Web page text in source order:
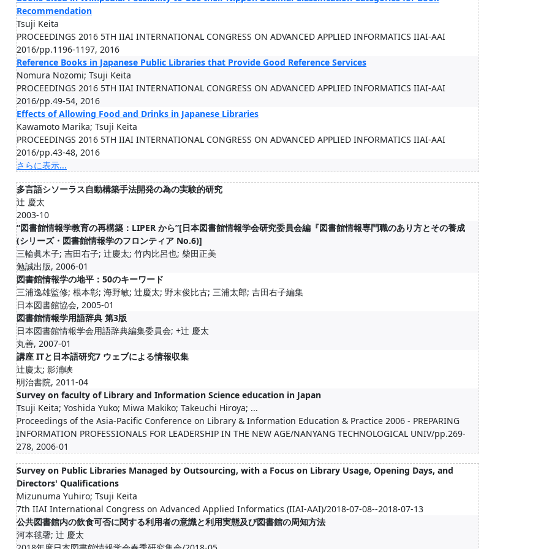
Recommendation
Tsuji Keita
PROCEEDINGS 2016 5TH IIAI INTERNATIONAL CONGRESS ON ADVANCED APPLIED INFORMATICS IIAI-AAI
2016/pp.1196-1197, 2016
Reference Books in Japanese Public Libraries that Provide Good Reference Services
Nomura Nozomi; Tsuji Keita
PROCEEDINGS 2016 5TH IIAI INTERNATIONAL CONGRESS ON ADVANCED APPLIED INFORMATICS IIAI-AAI
2016/pp.49-54, 2016
Effects of Allowing Food and Drinks in Japanese Libraries
Kawamoto Marika; Tsuji Keita
PROCEEDINGS 2016 5TH IIAI INTERNATIONAL CONGRESS ON ADVANCED APPLIED INFORMATICS IIAI-AAI
2016/pp.43-48, 2016
さらに表示...
多言語シソーラス自動構築手法開発の為の実験的研究
辻 慶太
2003-10
“図書館情報学教育の再構築：LIPER から”[日本図書館情報学会研究委員会編『図書館情報専門職のあり方とその養成
(シリーズ・図書館情報学のフロンティア No.6)]
三輪眞木子; 吉田右子; 辻慶太; 竹内比呂也; 柴田正美
勉誠出版, 2006-01
図書館情報学の地平：50のキーワード
三浦逸雄監修; 根本彰; 海野敏; 辻慶太; 野末俊比古; 三浦太郎; 吉田右子編集
日本図書館協会, 2005-01
図書館情報学用語辞典 第3版
日本図書館情報学会用語辞典編集委員会; +辻 慶太
丸善, 2007-01
講座 ITと日本語研究7 ウェブによる情報収集
辻慶太; 影浦峡
明治書院, 2011-04
Survey on faculty of Library and Information Science education in Japan
Tsuji Keita; Yoshida Yuko; Miwa Makiko; Takeuchi Hiroya; ...
Proceedings of the Asia-Pacific Conference on Library & Information Education & Practice 2006 - PREPARING
INFORMATION PROFESSIONALS FOR LEADERSHIP IN THE NEW AGE/NANYANG TECHNOLOGICAL UNIV/pp.269-
278, 2006-01
Survey on Public Libraries Managed by Outsourcing, with a Focus on Library Usage, Opening Days, and
Directors' Qualifications
Mizunuma Yuhiro; Tsuji Keita
7th IIAI International Congress on Advanced Applied Informatics (IIAI-AAI)/2018-07-08--2018-07-13
公共図書館内の飲食可否に関する利用者の意識と利用実態及び図書館の周知方法
河本毬馨; 辻 慶太